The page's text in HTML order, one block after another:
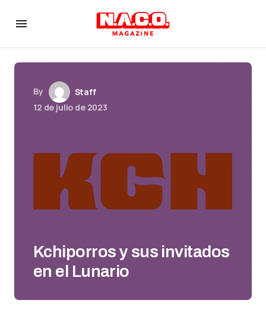
By
Staff
12 de julio de 2023
Kchiporros y sus invitados
en el Lunario